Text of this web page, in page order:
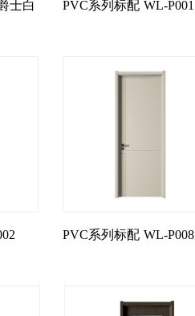
士白 PVC系列标配 WL-P001
PVC系列标配 WL-P008